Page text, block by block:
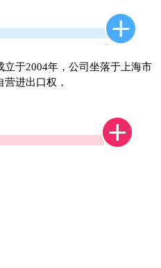
立于2004年，公司坐落于上海市
进出口权，